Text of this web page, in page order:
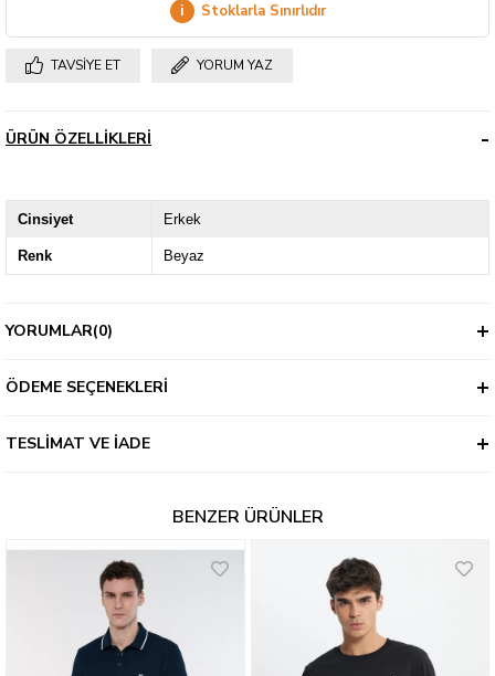
i Stoklarla Sınırlıdır
TAVSIYE ET YORUM YAZ
ÜRÜN ÖZELLIKLERI
Cinsiyet Erkek
Renk Beyaz
YORUMLAR(0)
ÖDEME SEÇENEKLERI
TESLIMAT VE İADE
BENZER ÜRÜNLER